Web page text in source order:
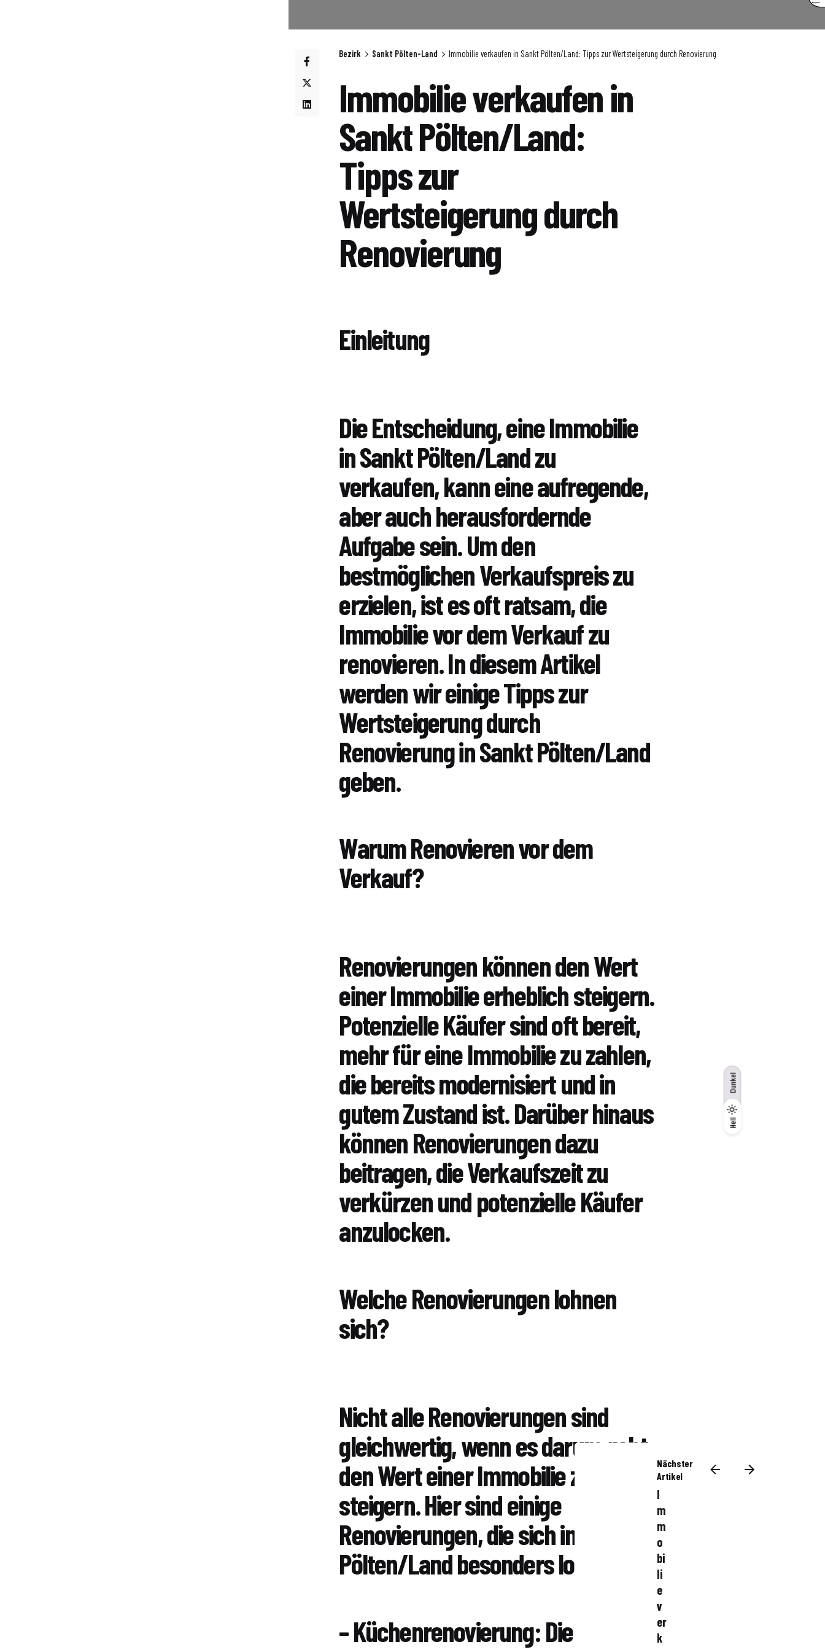
Hell
Dunkel
Hell
Dunkel
Bezirk Sankt Pölten-Land Immobilie verkaufen in Sankt Pölten/Land: Tipps zur Wertsteigerung durch Renovierung
Immobilie verkaufen in
Sankt Pölten/Land:
Tipps zur
Wertsteigerung durch
Renovierung
Einleitung
Die Entscheidung, eine Immobilie
in Sankt Pölten/Land zu
verkaufen, kann eine aufregende,
aber auch herausfordernde
Aufgabe sein. Um den
bestmöglichen Verkaufspreis zu
erzielen, ist es oft ratsam, die
Immobilie vor dem Verkauf zu
renovieren. In diesem Artikel
werden wir einige Tipps zur
Wertsteigerung durch
Renovierung in Sankt Pölten/Land
geben.
Warum Renovieren vor dem
Verkauf?
Renovierungen können den Wert
einer Immobilie erheblich steigern.
Potenzielle Käufer sind oft bereit,
mehr für eine Immobilie zu zahlen,
die bereits modernisiert und in
gutem Zustand ist. Darüber hinaus
können Renovierungen dazu
beitragen, die Verkaufszeit zu
verkürzen und potenzielle Käufer
anzulocken.
Welche Renovierungen lohnen
sich?
Nicht alle Renovierungen sind
gleichwertig, wenn es darum geht,
den Wert einer Immobilie zu
steigern. Hier sind einige
Renovierungen, die sich in Sankt
Pölten/Land besonders lohnen:
– Küchenrenovierung: Die Küche
Nächster
Artikel
I
m
m
o
bi
li
e
v
er
k